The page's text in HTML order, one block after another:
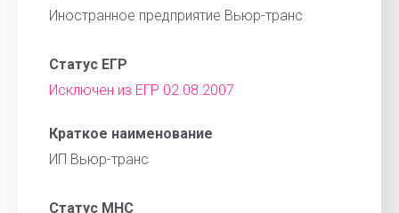
Иностранное предприятие Вьюр-транс
Статус ЕГР
Исключен из ЕГР 02.08.2007
Краткое наименование
ИП Вьюр-транс
Статус МНС